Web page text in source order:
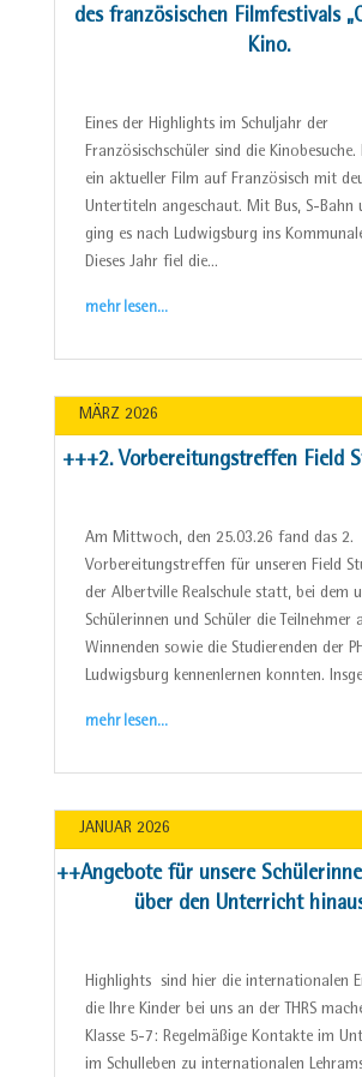
des französischen Filmfestivals
Kino.
Eines der Highlights im Schuljahr der
Französischschüler sind die
ein aktueller Film auf Französisch mit
Untertiteln angeschaut. Mit Bus, S-Bahn
ging es nach Ludwigsburg ins
Dieses Jahr fiel die…
mehr lesen…
+++2. Vorbereitungstreffen Field
MÄRZ 2026
Am Mittwoch, den 25.03.26 fand das 2.
Vorbereitungstreffen für unseren Field
der Albertville Realschule statt, bei dem
Schülerinnen und Schüler die Teilnehmer
Winnenden sowie die Studierenden der
Ludwigsburg kennenlernen konnten.
mehr lesen…
++Angebote für unsere
über den Unterricht
JANUAR 2026
Highlights sind hier die internationalen
die Ihre Kinder bei uns an der THRS
Klasse 5-7: Regelmäßige Kontakte im
im Schulleben zu internationalen